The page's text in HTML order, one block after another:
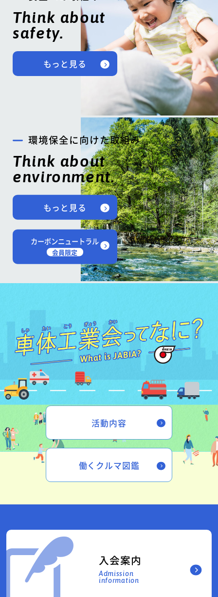
Think about
safety.
もっと見る
環境保全に向けた取組み
Think about
environment.
もっと見る
カーボンニュートラル
会員限定
活動内容
働くクルマ図鑑
入会案内
Admission
information